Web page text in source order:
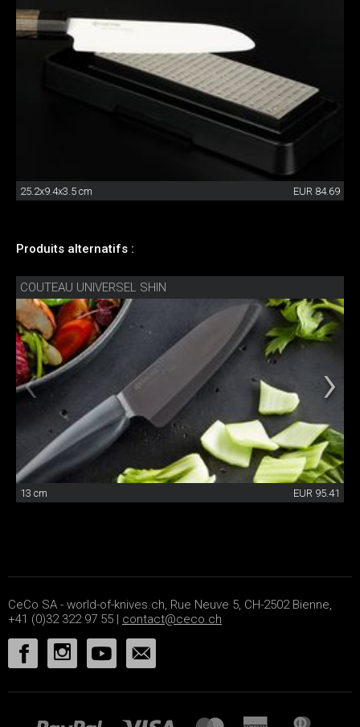
25.2x9.4x3.5 cm EUR 84.69
Produits alternatifs :
COUTEAU UNIVERSEL SHIN
13 cm EUR 95.41
CeCo SA - world-of-knives.ch, Rue Neuve 5, CH-2502 Bienne,
+41 (0)32 322 97 55 | contact@ceco.ch